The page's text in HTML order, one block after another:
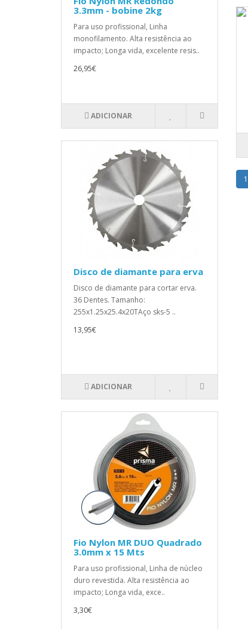
3.3mm - bobine 2kg
Para uso profissional, Linha
monofilamento. Alta resistência ao
impacto; Longa vida, excelente resis..
26,95€
ADICIONAR
Disco de diamante para erva
Disco de diamante para cortar erva.
36 Dentes. Tamanho:
255x1.25x25.4x20TAço sks-5 ..
13,95€
ADICIONAR
Fio Nylon MR DUO Quadrado
3.0mm x 15 Mts
Para uso profissional, Linha de núcleo
duro revestida. Alta resistência ao
impacto; Longa vida, exce..
3,30€
1